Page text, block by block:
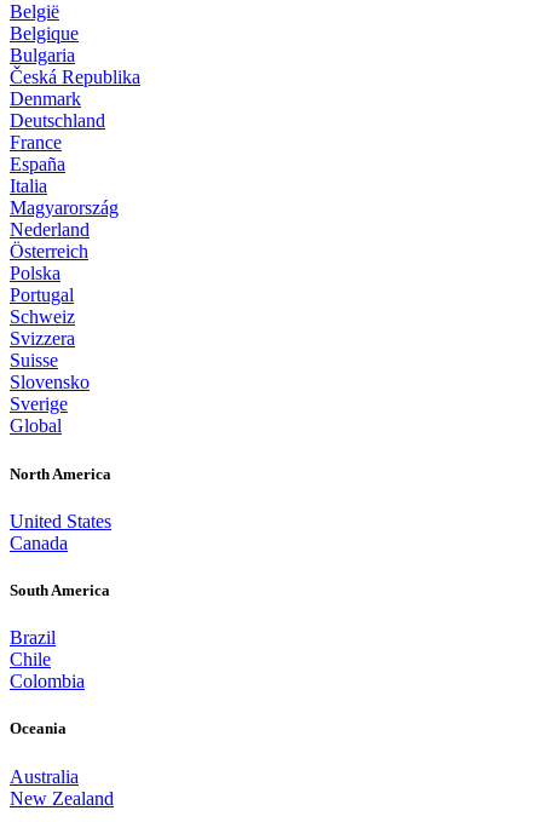
België
Belgique
Bulgaria
Česká Republika
Denmark
Deutschland
France
España
Italia
Magyarország
Nederland
Österreich
Polska
Portugal
Schweiz
Svizzera
Suisse
Slovensko
Sverige
Global
North America
United States
Canada
South America
Brazil
Chile
Colombia
Oceania
Australia
New Zealand